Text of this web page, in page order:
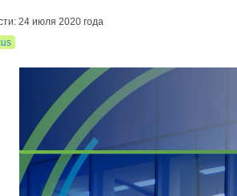
24 июля 2020 года